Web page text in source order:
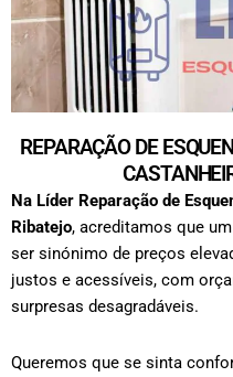
REPARAÇÃO DE
Na Líder Reparação de
Ribatejo, acreditamos que
ser sinónimo de preços
justos e acessíveis, com
surpresas desagradáveis.
Queremos que se sinta